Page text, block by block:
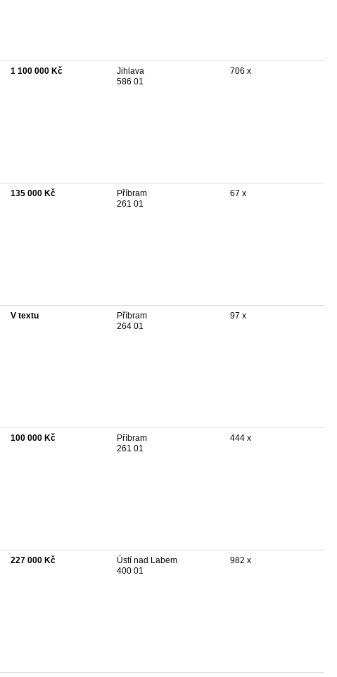
1 100 000 Kč
Jihlava
586 01
706 x
135 000 Kč
Příbram
261 01
67 x
V textu
Příbram
264 01
97 x
100 000 Kč
Příbram
261 01
444 x
227 000 Kč
Ústí nad Labem
400 01
982 x